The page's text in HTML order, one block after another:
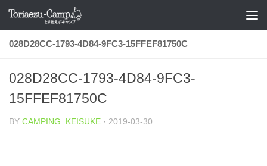
コンテンツへスキップ
028D28CC-1793-4D84-9FC3-15FFEF81750C
028D28CC-1793-4D84-9FC3-
15FFEF81750C
BY CAMPING_KEISUKE · 2019-03-30